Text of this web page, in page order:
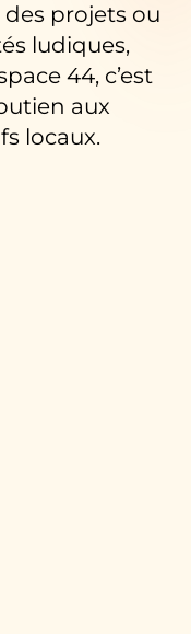
projets ou
ludiques,
44, c’est
aux
locaux.